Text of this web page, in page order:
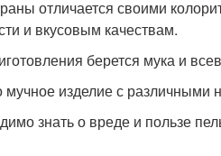
отличается своими
и вкусовым качествам.
берется мука и
изделие с различными
знать о вреде и пользе